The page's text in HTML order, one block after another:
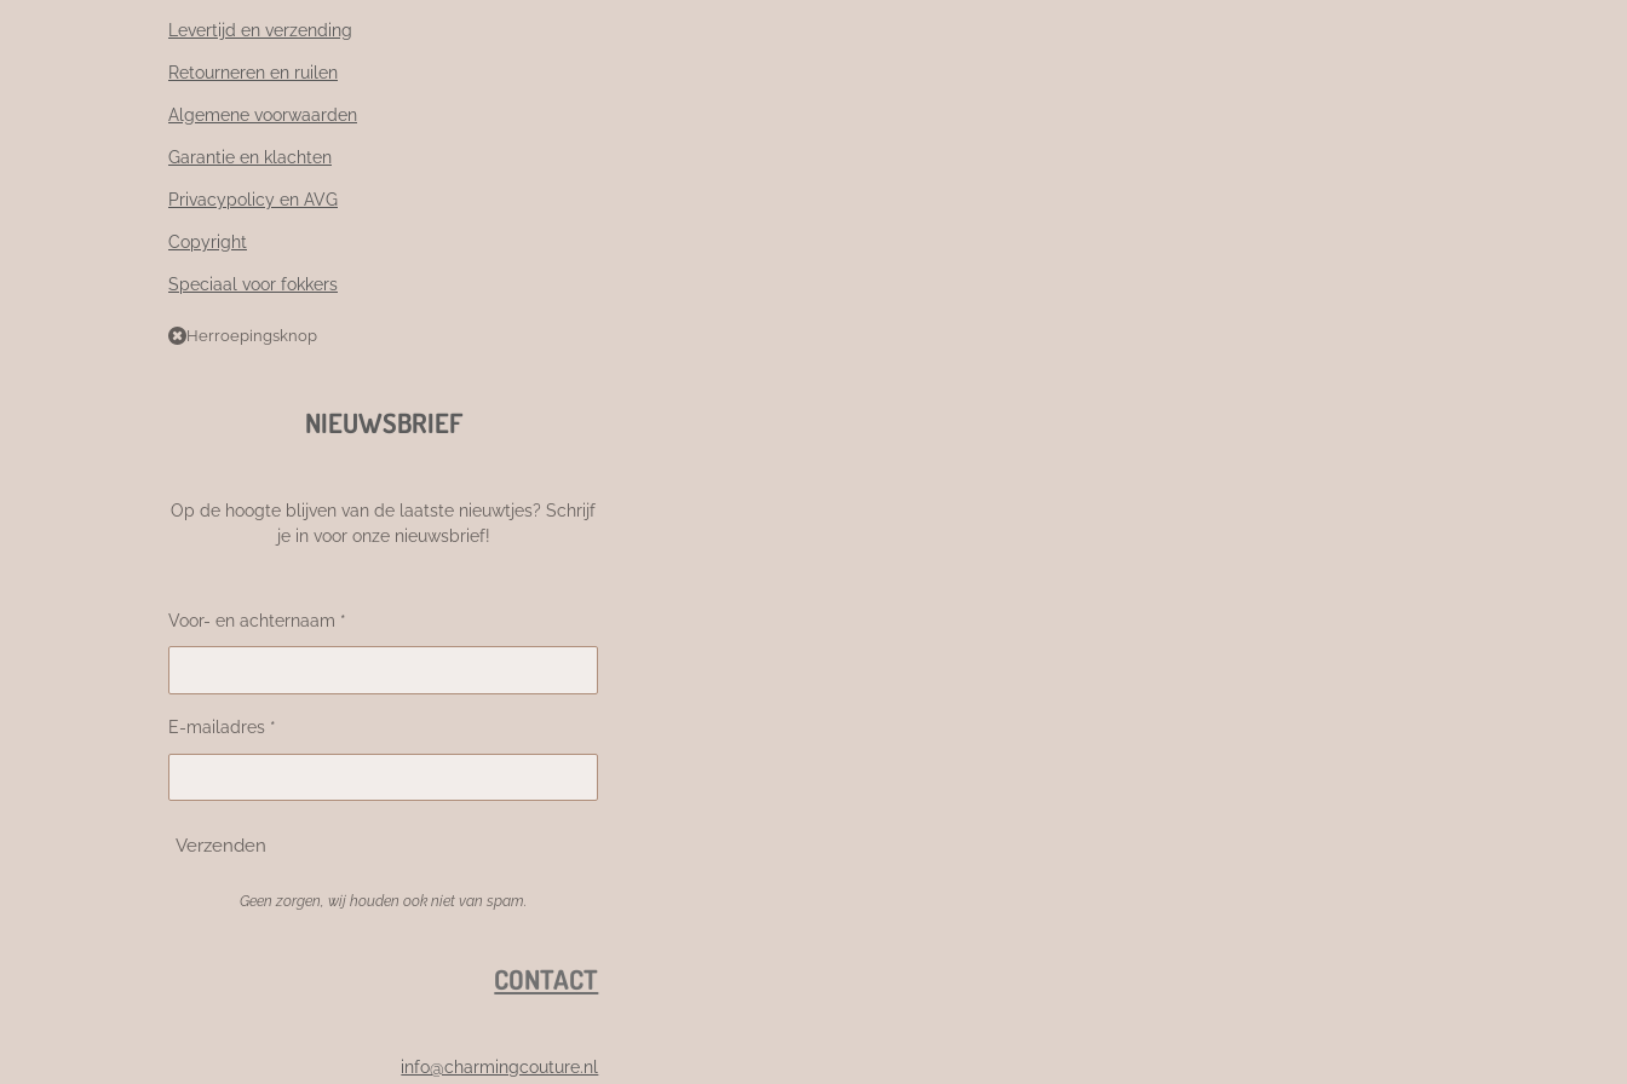
Levertijd en verzending
Retourneren en ruilen
Algemene voorwaarden
Garantie en klachten
Privacypolicy en AVG
Copyright
Speciaal voor fokkers
Herroepingsknop
NIEUWSBRIEF
Op de hoogte blijven van de laatste nieuwtjes? Schrijf
je in voor onze nieuwsbrief!
Voor- en achternaam *
E-mailadres *
Verzenden
Geen zorgen, wij houden ook niet van spam.
CONTACT
info@charmingcouture.nl